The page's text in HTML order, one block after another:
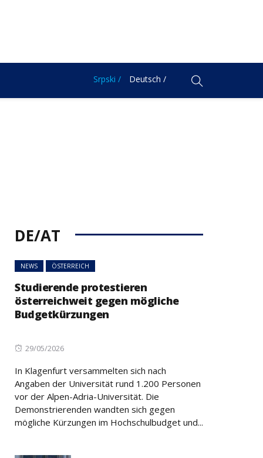
Srpski / Deutsch /
DE/AT
NEWS ÖSTERREICH
Studierende protestieren
österreichweit gegen mögliche
Budgetkürzungen
Posted
29/05/2026
In Klagenfurt versammelten sich nach
Angaben der Universität rund 1.200 Personen
vor der Alpen-Adria-Universität. Die
Demonstrierenden wandten sich gegen
mögliche Kürzungen im Hochschulbudget und...